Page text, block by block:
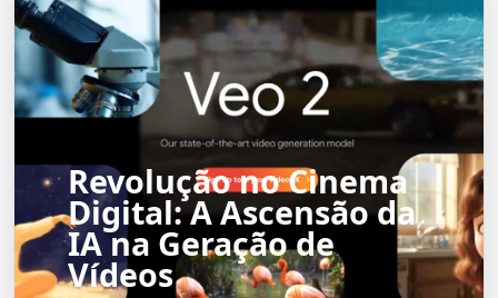
Revolução no Cinema
Digital: A Ascensão da
IA na Geração de
Vídeos